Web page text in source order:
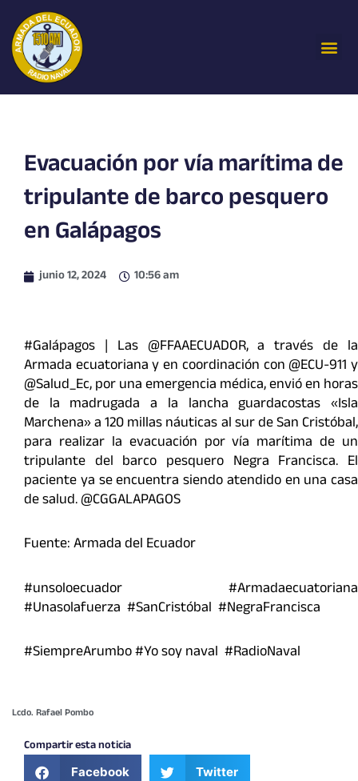
contenido
Evacuación por vía marítima de
tripulante de barco pesquero
en Galápagos
junio 12, 2024 10:56 am
#Galápagos | Las @FFAAECUADOR, a través de la
Armada ecuatoriana y en coordinación con @ECU-911 y
@Salud_Ec, por una emergencia médica, envió en horas
de la madrugada a la lancha guardacostas «Isla
Marchena» a 120 millas náuticas al sur de San Cristóbal,
para realizar la evacuación por vía marítima de un
tripulante del barco pesquero Negra Francisca. El
paciente ya se encuentra siendo atendido en una casa
de salud. @CGGALAPAGOS
Fuente: Armada del Ecuador
#unsoloecuador #Armadaecuatoriana
#Unasolafuerza #SanCristóbal #NegraFrancisca
#SiempreArumbo #Yo soy naval #RadioNaval
Lcdo. Rafael Pombo
Compartir esta noticia
Facebook Twitter